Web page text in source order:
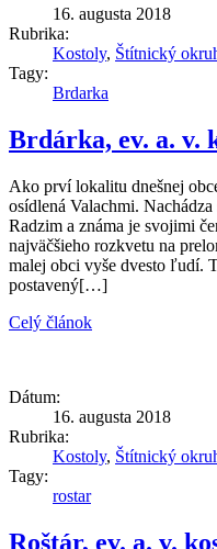
16. augusta 2018
Rubrika:
Kostoly, Štítnický
Tagy:
Brdarka
Brdárka, ev. a. v.
Ako prví lokalitu dnešnej
osídlená Valachmi.
Radzim a známa je svojimi
najväčšieho rozkvetu na
malej obci vyše dvesto ľudí.
postavený[…]
Celý článok
Dátum:
16. augusta 2018
Rubrika:
Kostoly, Štítnický
Tagy:
rostar
Roštár, ev. a. v.